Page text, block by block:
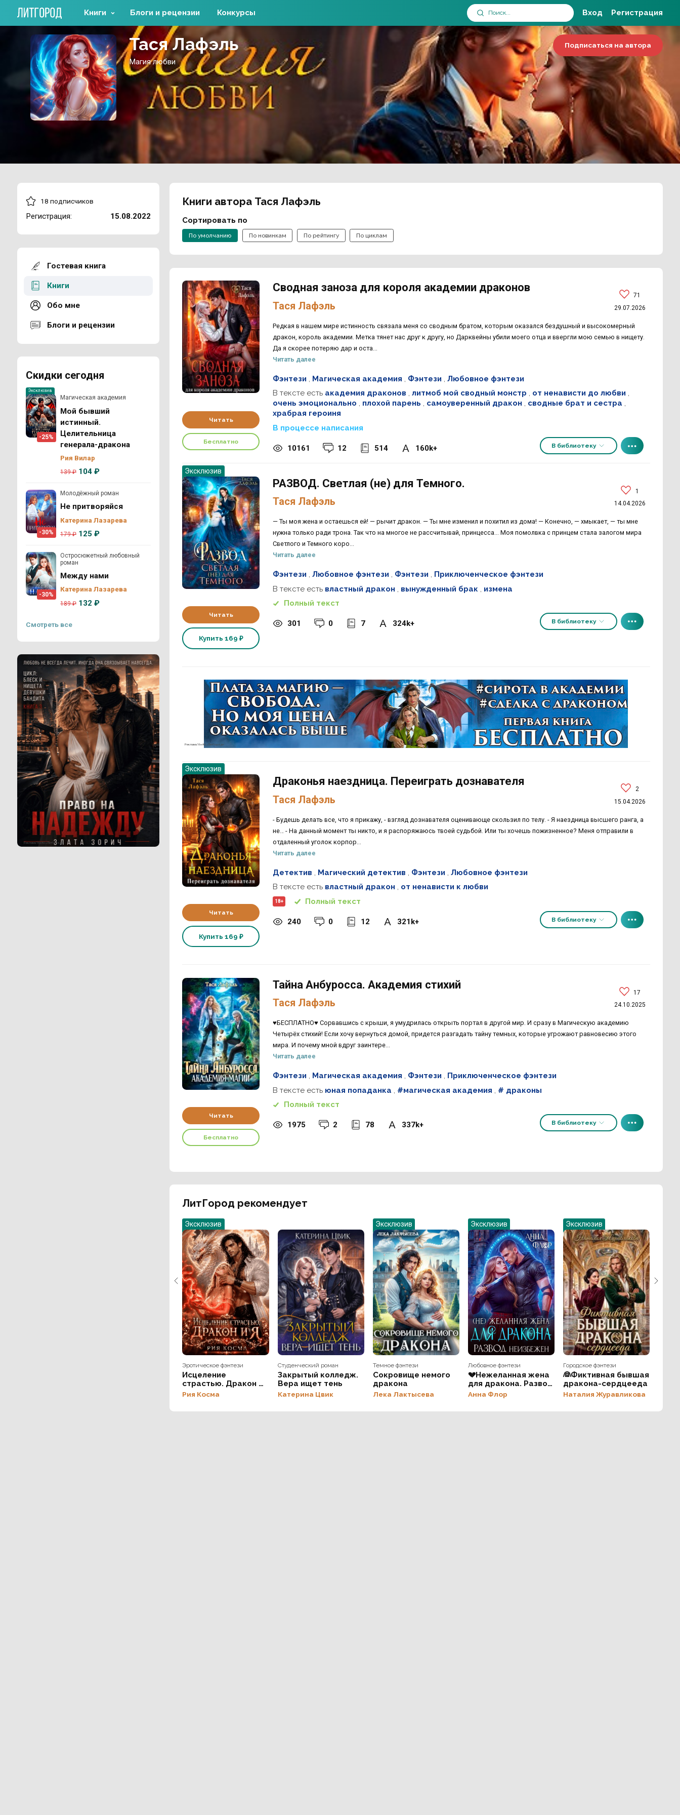
Подписаться на автора
Тася Лафэль
Магия любви
18 подписчиков
15.08.2022
Регистрация:
Гостевая книга
Книги
Обо мне
Блоги и рецензии
Скидки сегодня
Эксклюзив
-25%
Магическая академия
Мой бывший
истинный.
Целительница
генерала-дракона
Рия Вилар
139 ₽ 104 ₽
-30%
Молодёжный роман
Не притворяйся
Катерина Лазарева
179 ₽ 125 ₽
-30%
Остросюжетный любовный
роман
Между нами
Катерина Лазарева
189 ₽ 132 ₽
Смотреть все
Реклама 16+ АО «ЛитГород»
Книги автора Тася Лафэль
Сортировать по
По умолчанию По новинкам По рейтингу По циклам
Читать
Бесплатно
Сводная заноза для короля академии драконов
Тася Лафэль
71
29.07.2026
Редкая в нашем мире истинность связала меня со сводным братом, которым оказался бездушный и высокомерный
дракон, король академии. Метка тянет нас друг к другу, но Дарквейны убили моего отца и ввергли мою семью в нищету.
Да я скорее потеряю дар и оста...
Читать далее
Фэнтези , Магическая академия , Фэнтези , Любовное фэнтези
В тексте есть академия драконов , литмоб мой сводный монстр , от ненависти до любви ,
очень эмоционально , плохой парень , самоуверенный дракон , сводные брат и сестра ,
храбрая героиня
В процессе написания
10161 12 514 160k+ В библиотеку
Эксклюзив
Читать
Купить 169 ₽
РАЗВОД. Светлая (не) для Темного.
Тася Лафэль
1
14.04.2026
— Ты моя жена и остаешься ей! — рычит дракон. — Ты мне изменил и похитил из дома! — Конечно, — хмыкает, — ты мне
нужна только ради трона. Так что на многое не рассчитывай, принцесса... Моя помолвка с принцем стала залогом мира
Светлого и Темного коро...
Читать далее
Фэнтези , Любовное фэнтези , Фэнтези , Приключенческое фэнтези
В тексте есть властный дракон , вынужденный брак , измена
Полный текст
301 0 7 324k+ В библиотеку
Реклама 16+ АО «ЛитГород»
Эксклюзив
Читать
Купить 169 ₽
Драконья наездница. Переиграть дознавателя
Тася Лафэль
2
15.04.2026
- Будешь делать все, что я прикажу, - взгляд дознавателя оценивающе скользил по телу. - Я наездница высшего ранга, а
не… - На данный момент ты никто, и я распоряжаюсь твоей судьбой. Или ты хочешь пожизненное? Меня отправили в
отдаленный уголок корпор...
Читать далее
Детектив , Магический детектив , Фэнтези , Любовное фэнтези
В тексте есть властный дракон , от ненависти к любви
18+ Полный текст
240 0 12 321k+ В библиотеку
Читать
Бесплатно
Тайна Анбуросса. Академия стихий
Тася Лафэль
17
24.10.2025
♥️БЕСПЛАТНО♥️ Сорвавшись с крыши, я умудрилась открыть портал в другой мир. И сразу в Магическую академию
Четырёх стихий! Если хочу вернуться домой, придется разгадать тайну темных, которые угрожают равновесию этого
мира. И почему мной вдруг заинтере...
Читать далее
Фэнтези , Магическая академия , Фэнтези , Приключенческое фэнтези
В тексте есть юная попаданка #магическая академия
# драконы
Полный текст
1975 2 78 337k+ В библиотеку
ЛитГород рекомендует
Эксклюзив
Эротическое фэнтези
Исцеление
страстью. Дракон и
я
Рия Косма
Студенческий роман
Закрытый колледж.
Вера ищет тень
Катерина Цвик
Эксклюзив
Темное фэнтези
Сокровище немого
дракона
Лека Лактысева
Эксклюзив
Любовное фэнтези
💔Нежеланная жена
для дракона. Развод
неизбежен
Анна Флор
Эксклюзив
Городское фэнтези
👰Фиктивная бывшая
дракона-сердцееда
Наталия Журавликова
Книги Блоги и рецензии Конкурсы Вход Регистрация